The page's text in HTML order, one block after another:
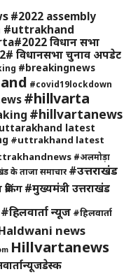
#2022 assembly
#uttrakhand
विधान सभा
विधानसभा चुनाव अपडेट
#breakingnews
#covid19lockdown
#hillvarta
#hillvartanews
latest
#uttrakhand latest
#अलमोड़ा
के ताजा समाचार #उत्तराखंड
#मुख्यमंत्री उत्तराखंड
#हिलवार्ता न्यूज #हिलवार्ता
news
Hillvartanews